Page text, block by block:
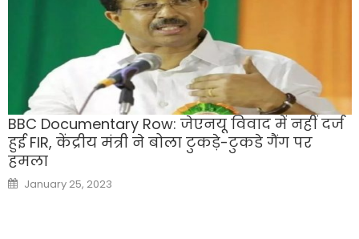
BBC Documentary Row: जेएनयू विवाद में नहीं दर्ज
हुई FIR, केंद्रीय मंत्री ने बोला टुकड़े-टुकडे गैंग पर
हमला
Posted
on
January 25, 2023